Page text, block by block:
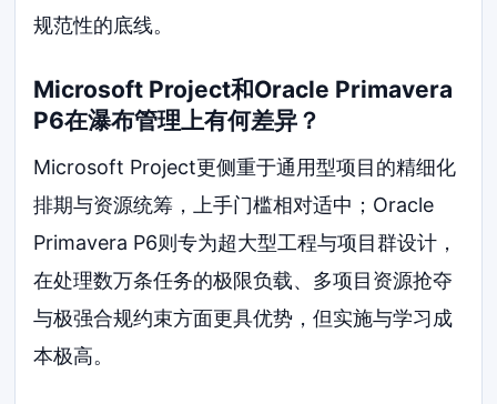
规范性的底线。
Microsoft Project和Oracle Primavera
P6在瀑布管理上有何差异？
Microsoft Project更侧重于通用型项目的精细化
排期与资源统筹，上手门槛相对适中；Oracle
Primavera P6则专为超大型工程与项目群设计，
在处理数万条任务的极限负载、多项目资源抢夺
与极强合规约束方面更具优势，但实施与学习成
本极高。